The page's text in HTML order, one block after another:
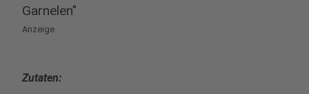
Garnelen"
Anzeige
Zutaten: